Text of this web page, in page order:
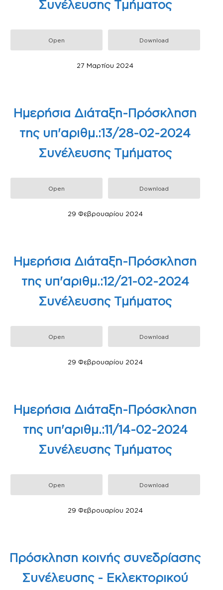
Συνέλευσης Τμήματος
Open Download
27 Μαρτίου 2024
Ημερήσια Διάταξη-Πρόσκληση
της υπ'αριθμ.:13/28-02-2024
Συνέλευσης Τμήματος
Open Download
29 Φεβρουαρίου 2024
Ημερήσια Διάταξη-Πρόσκληση
της υπ'αριθμ.:12/21-02-2024
Συνέλευσης Τμήματος
Open Download
29 Φεβρουαρίου 2024
Ημερήσια Διάταξη-Πρόσκληση
της υπ'αριθμ.:11/14-02-2024
Συνέλευσης Τμήματος
Open Download
29 Φεβρουαρίου 2024
Πρόσκληση κοινής συνεδρίασης
Συνέλευσης - Εκλεκτορικού